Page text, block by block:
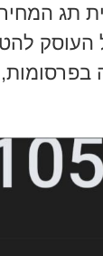
בתווית
על העוסק